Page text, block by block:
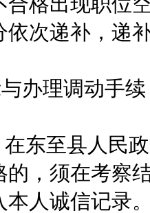
依次递补，递
理调动手续
至县人民政
的，须在考察
本人诚信记录